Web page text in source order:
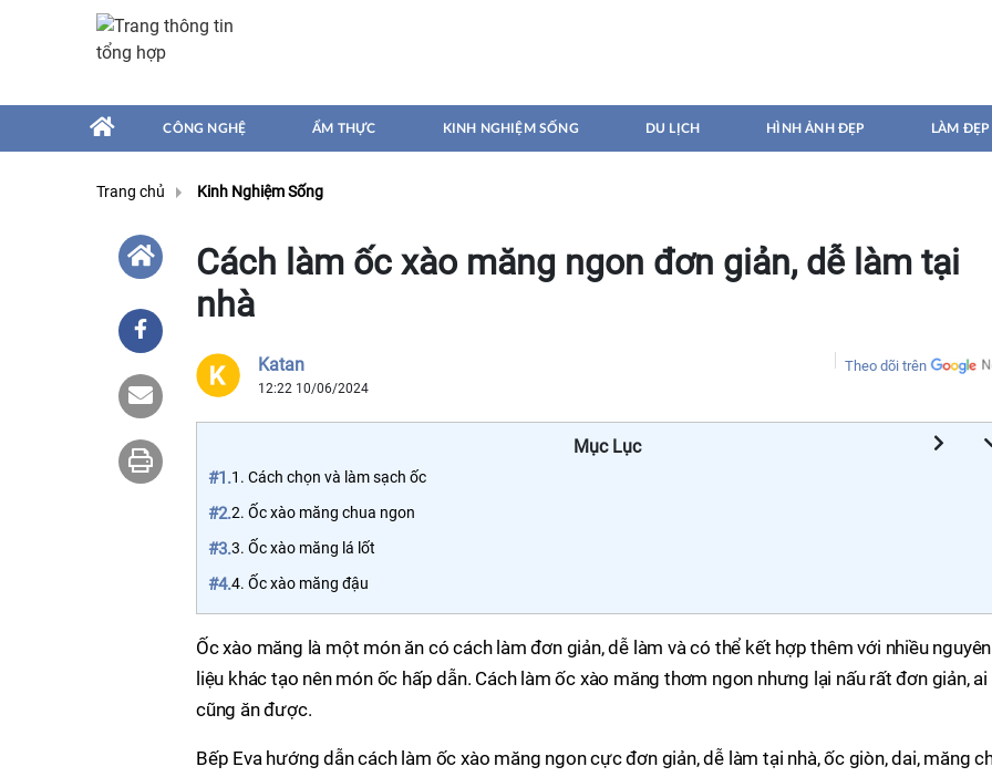
CÔNG NGHỆ ẨM THỰC KINH NGHIỆM SỐNG DU LỊCH HÌNH ẢNH ĐẸP LÀM ĐẸP
Trang chủ Kinh Nghiệm Sống
Cách làm ốc xào măng ngon đơn giản, dễ làm tại
nhà
Katan
12:22 10/06/2024
Theo dõi trên
Mục Lục
#1.1. Cách chọn và làm sạch ốc
#2.2. Ốc xào măng chua ngon
#3.3. Ốc xào măng lá lốt
#4.4. Ốc xào măng đậu
Ốc xào măng là một món ăn có cách làm đơn giản, dễ làm và có thể kết hợp thêm với nhiều nguyên
liệu khác tạo nên món ốc hấp dẫn. Cách làm ốc xào măng thơm ngon nhưng lại nấu rất đơn giản, ai
cũng ăn được.
Bếp Eva hướng dẫn cách làm ốc xào măng ngon cực đơn giản, dễ làm tại nhà, ốc giòn, dai, măng